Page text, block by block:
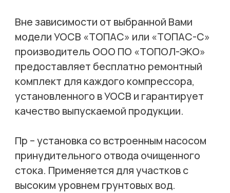
Вне зависимости от выбранной Вами
модели УОСВ «ТОПАС» или «ТОПАС-С»
производитель ООО ПО «ТОПОЛ-ЭКО»
предоставляет бесплатно ремонтный
комплект для каждого компрессора,
установленного в УОСВ и гарантирует
качество выпускаемой продукции.
Пр – установка со встроенным насосом
принудительного отвода очищенного
стока. Применяется для участков с
высоким уровнем грунтовых вод.